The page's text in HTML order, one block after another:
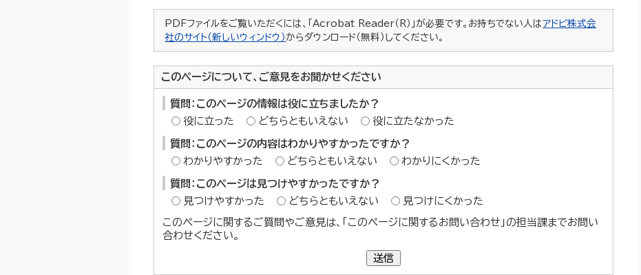
PDFファイルをご覧いただくには、「Acrobat Reader（R）」が必要です。お持ちでない人はアドビ株式会
社のサイト（新しいウィンドウ） からダウンロード（無料）してください。
このページについて、ご意見をお聞かせください
質問：このページの情報は役に立ちましたか？
役に立った
どちらともいえない 役に立たなかった
質問：このページの内容はわかりやすかったですか？
わかりやすかった
どちらともいえない わかりにくかった
質問：このページは見つけやすかったですか？
見つけやすかった
どちらともいえない 見つけにくかった
このページに関するご質問やご意見は、「このページに関するお問い合わせ」の担当課までお問い
合わせください。
送信